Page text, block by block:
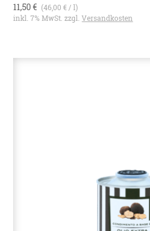
11,50 € (46,00 € / l)
inkl. 7% MwSt. zzgl.Versandkosten